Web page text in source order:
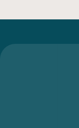
Ze hebben de